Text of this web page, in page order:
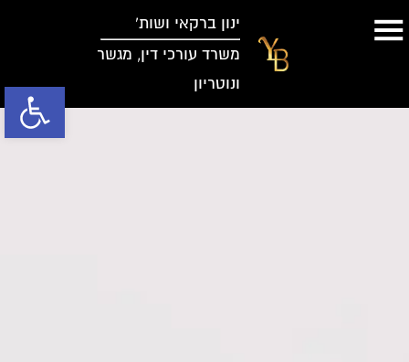
ינון ברקאי ושות’
משרד עורכי דין, מגשר
ונוטריון
פתח סרגל